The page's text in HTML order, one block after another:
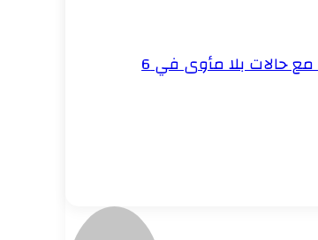
552 بلاغًا خلال يوليو.. «التدخل السريع» تتعامل مع حالات بلا مأوى في 6